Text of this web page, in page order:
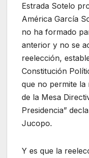
Estrada Sotelo
América García
no ha formado
anterior y no se
reelección,
Constitución
que no permite la
de la Mesa
Presidencia”
Jucopo.
Y es que la